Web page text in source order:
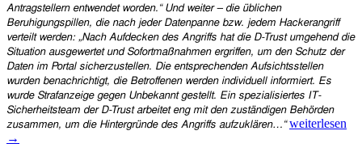
Antragstellern entwendet worden.“ Und weiter – die üblichen
Beruhigungspillen, die nach jeder Datenpanne bzw. jedem Hackerangriff
verteilt werden: „Nach Aufdecken des Angriffs hat die D-Trust umgehend die
Situation ausgewertet und Sofortmaßnahmen ergriffen, um den Schutz der
Daten im Portal sicherzustellen. Die entsprechenden Aufsichtsstellen
wurden benachrichtigt, die Betroffenen werden individuell informiert. Es
wurde Strafanzeige gegen Unbekannt gestellt. Ein spezialisiertes IT-
Sicherheitsteam der D-Trust arbeitet eng mit den zuständigen Behörden
zusammen, um die Hintergründe des Angriffs aufzuklären…“D-
weiterlesen
→